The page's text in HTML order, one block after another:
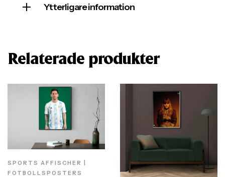
Ytterligare information
Relaterade produkter
SPORTS AFFISCHER |
FOTBOLLSPOSTERS